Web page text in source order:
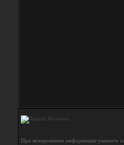
При копировании информации укажите